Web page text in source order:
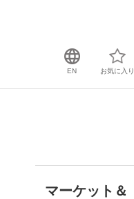
EN お気に入り
マーケット＆